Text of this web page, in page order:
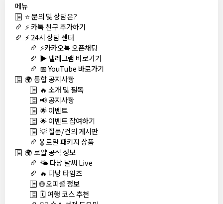
메뉴
⭐ 문의 및 상담은?
⚡ 카톡 친구 추가하기
⚡ 24시 상담 센터
⚡카카오톡 오픈채팅
▶️ 텔레그램 바로가기
📅 YouTube 바로가기
🌍 통합 공지사항
🔥 소개 및 필독
📢 공지사항
🌟 이벤트
🌟 이벤트 참여하기
💡 질문/건의 게시판
🎖️ 로얄 패키지 상품
🌍 로얄 공식 정보
🌤️ 다낭 날씨 Live
🔥 다낭 타임즈
🌐 오피셜 정보
🗓️ 여행 코스 추천